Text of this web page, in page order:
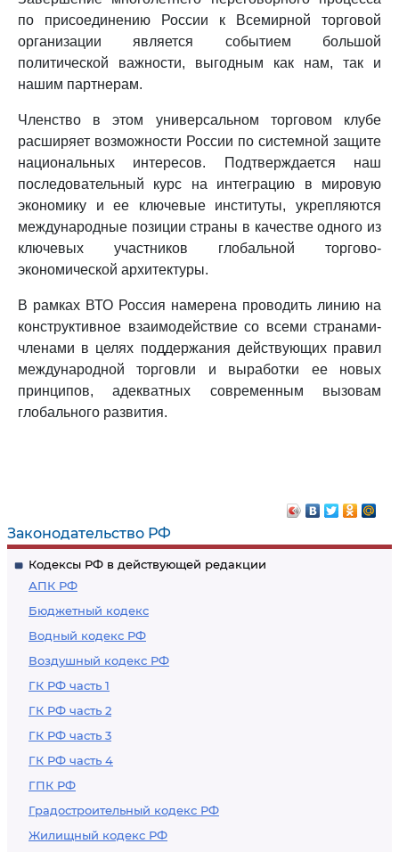
Законодательство РФ
Кодексы РФ в действующей редакции
АПК РФ
Бюджетный кодекс
Водный кодекс РФ
Воздушный кодекс РФ
ГК РФ часть 1
ГК РФ часть 2
ГК РФ часть 3
ГК РФ часть 4
ГПК РФ
Градостроительный кодекс РФ
Жилищный кодекс РФ
по присоединению России к Всемирной торговой
организации является событием большой
политической важности, выгодным как нам, так и
нашим партнерам.
Членство в этом универсальном торговом клубе
расширяет возможности России по системной защите
национальных интересов. Подтверждается наш
последовательный курс на интеграцию в мировую
экономику и ее ключевые институты, укрепляются
международные позиции страны в качестве одного из
ключевых участников глобальной торгово-
экономической архитектуры.
В рамках ВТО Россия намерена проводить линию на
конструктивное взаимодействие со всеми странами-
членами в целях поддержания действующих правил
международной торговли и выработки ее новых
принципов, адекватных современным вызовам
глобального развития.